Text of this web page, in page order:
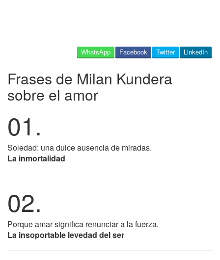
LinkedIn
Twitter
Facebook
WhatsApp
Frases de Milan Kundera
sobre el amor
01.
Soledad: una dulce ausencia de miradas.
La inmortalidad
02.
Porque amar significa renunciar a la fuerza.
La insoportable levedad del ser